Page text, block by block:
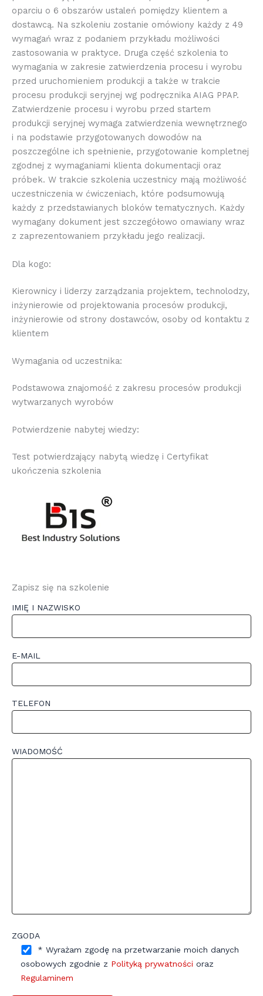
oparciu o 6 obszarów ustaleń pomiędzy klientem a
dostawcą. Na szkoleniu zostanie omówiony każdy z 49
wymagań wraz z podaniem przykładu możliwości
zastosowania w praktyce. Druga część szkolenia to
wymagania w zakresie zatwierdzenia procesu i wyrobu
przed uruchomieniem produkcji a także w trakcie
procesu produkcji seryjnej wg podręcznika AIAG PPAP.
Zatwierdzenie procesu i wyrobu przed startem
produkcji seryjnej wymaga zatwierdzenia wewnętrznego
i na podstawie przygotowanych dowodów na
poszczególne ich spełnienie, przygotowanie kompletnej
zgodnej z wymaganiami klienta dokumentacji oraz
próbek. W trakcie szkolenia uczestnicy mają możliwość
uczestniczenia w ćwiczeniach, które podsumowują
każdy z przedstawianych bloków tematycznych. Każdy
wymagany dokument jest szczegółowo omawiany wraz
z zaprezentowaniem przykładu jego realizacji.
Dla kogo:
Kierownicy i liderzy zarządzania projektem, technolodzy,
inżynierowie od projektowania procesów produkcji,
inżynierowie od strony dostawców, osoby od kontaktu z
klientem
Wymagania od uczestnika:
Podstawowa znajomość z zakresu procesów produkcji
wytwarzanych wyrobów
Potwierdzenie nabytej wiedzy:
Test potwierdzający nabytą wiedzę i Certyfikat
ukończenia szkolenia
Zapisz się na szkolenie
IMIĘ I NAZWISKO
E-MAIL
TELEFON
WIADOMOŚĆ
ZGODA
* Wyrażam zgodę na przetwarzanie moich danych
osobowych zgodnie z Polityką prywatności oraz
Regulaminem